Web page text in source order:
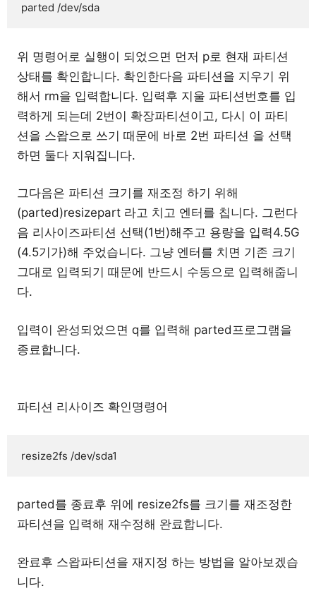
parted /dev/sda
위 명령어로 실행이 되었으면 먼저 p로 현재 파티션
상태를 확인합니다. 확인한다음 파티션을 지우기 위
해서 rm을 입력합니다. 입력후 지울 파티션번호를 입
력하게 되는데 2번이 확장파티션이고, 다시 이 파티
션을 스왑으로 쓰기 때문에 바로 2번 파티션 을 선택
하면 둘다 지워집니다.
그다음은 파티션 크기를 재조정 하기 위해
(parted)resizepart 라고 치고 엔터를 칩니다. 그런다
음 리사이즈파티션 선택(1번)해주고 용량을 입력4.5G
(4.5기가)해 주었습니다. 그냥 엔터를 치면 기존 크기
그대로 입력되기 때문에 반드시 수동으로 입력해줍니
다.
입력이 완성되었으면 q를 입력해 parted프로그램을
종료합니다.
파티션 리사이즈 확인명령어
resize2fs /dev/sda1
parted를 종료후 위에 resize2fs를 크기를 재조정한
파티션을 입력해 재수정해 완료합니다.
완료후 스왑파티션을 재지정 하는 방법을 알아보겠습
니다.